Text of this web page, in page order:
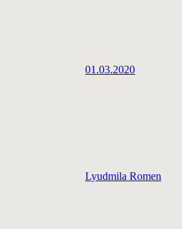
01.03.2020
Lyudmila Romen